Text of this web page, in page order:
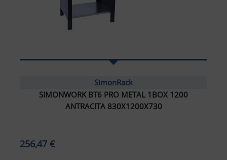
SimonRack
SIMONWORK BT6 PRO METAL 1BOX 1200
ANTRACITA 830X1200X730
256,47 €